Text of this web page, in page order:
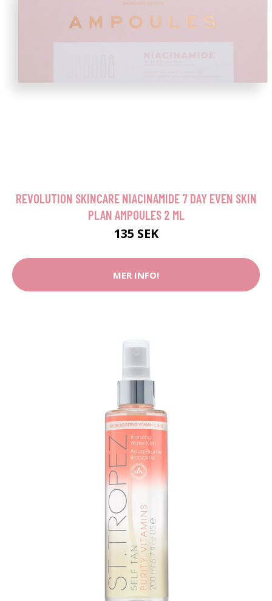
REVOLUTION SKINCARE NIACINAMIDE 7 DAY EVEN SKIN
PLAN AMPOULES 2 ML
135 SEK
MER INFO!